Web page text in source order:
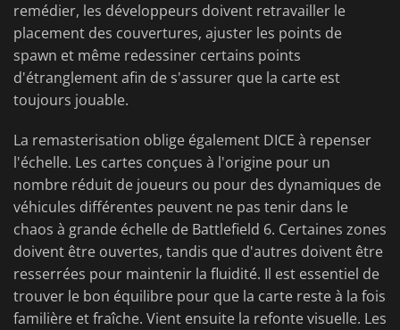
remédier, les développeurs doivent retravailler le
placement des couvertures, ajuster les points de
spawn et même redessiner certains points
d'étranglement afin de s'assurer que la carte est
toujours jouable.
La remasterisation oblige également DICE à repenser
l'échelle. Les cartes conçues à l'origine pour un
nombre réduit de joueurs ou pour des dynamiques de
véhicules différentes peuvent ne pas tenir dans le
chaos à grande échelle de Battlefield 6. Certaines zones
doivent être ouvertes, tandis que d'autres doivent être
resserrées pour maintenir la fluidité. Il est essentiel de
trouver le bon équilibre pour que la carte reste à la fois
familière et fraîche. Vient ensuite la refonte visuelle. Les